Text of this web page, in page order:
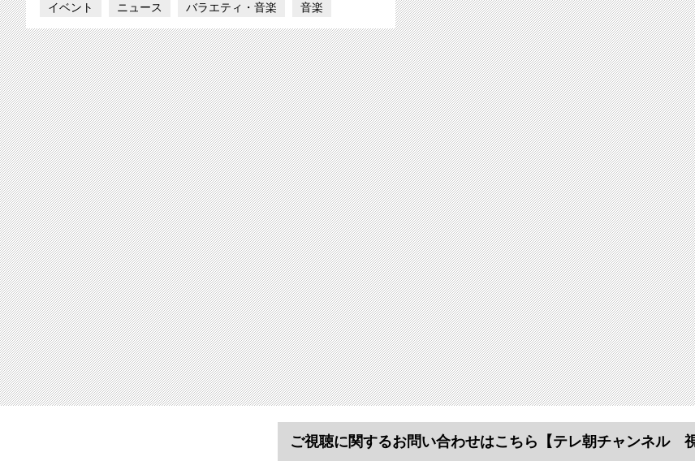
イベント
ニュース バラエティ・音楽 音楽
ご視聴に関するお問い合わせはこちら 【テレ朝チャンネル